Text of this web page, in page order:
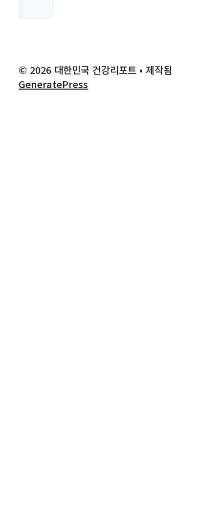
© 2026 대한민국 건강리포트 • 제작됨
GeneratePress